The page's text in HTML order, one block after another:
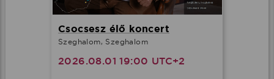
Csocsesz élő koncert
Szeghalom, Szeghalom
2026.08.01 19:00 UTC+2